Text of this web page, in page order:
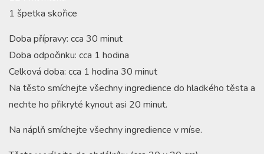
1 špetka skořice
Doba přípravy: cca 30 minut
Doba odpočinku: cca 1 hodina
Celková doba: cca 1 hodina 30 minut
Na těsto smíchejte všechny ingredience do hladkého těsta a
nechte ho přikryté kynout asi 20 minut.
Na náplň smíchejte všechny ingredience v míse.